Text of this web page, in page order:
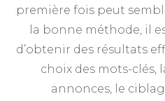
première fois peut
la bonne méthode, il
d’obtenir des résultats
choix des mots-clés,
annonces, le